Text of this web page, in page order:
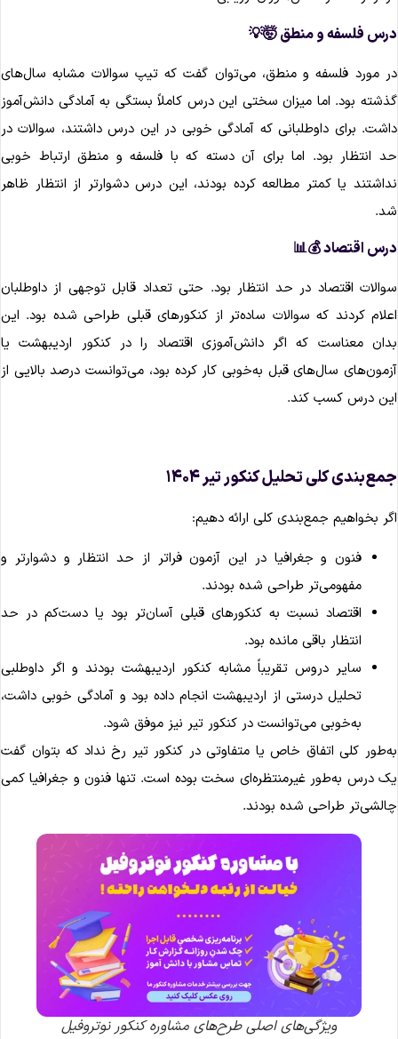
فلسفه و منطق 🤯💡
مورد فلسفه و منطق، می‌توان گفت که تیپ سوالات مشابه سال‌های
بود. اما میزان سختی این درس کاملاً بستگی به آمادگی دانش‌آموز
برای داوطلبانی که آمادگی خوبی در این درس داشتند، سوالات در
انتظار بود. اما برای آن دسته که با فلسفه و منطق ارتباط خوبی
یا کمتر مطالعه کرده بودند، این درس دشوارتر از انتظار ظاهر
اقتصاد 💰📊
اقتصاد در حد انتظار بود. حتی تعداد قابل توجهی از داوطلبان
کردند که سوالات ساده‌تر از کنکورهای قبلی طراحی شده بود. این
معناست که اگر دانش‌آموزی اقتصاد را در کنکور اردیبهشت یا
سال‌های قبل به‌خوبی کار کرده بود، می‌توانست درصد بالایی از
درس کسب کند.
کلی تحلیل کنکور تیر ۱۴۰۴
بخواهیم جمع‌بندی کلی ارائه دهیم:
فنون و جغرافیا در این آزمون فراتر از حد انتظار و دشوارتر و
مفهومی‌تر طراحی شده بودند.
اقتصاد نسبت به کنکورهای قبلی آسان‌تر بود یا دست‌کم در حد
انتظار باقی مانده بود.
سایر دروس تقریباً مشابه کنکور اردیبهشت بودند و اگر داوطلبی
تحلیل درستی از اردیبهشت انجام داده بود و آمادگی خوبی داشت،
به‌خوبی می‌توانست در کنکور تیر نیز موفق شود.
کلی اتفاق خاص یا متفاوتی در کنکور تیر رخ نداد که بتوان گفت
درس به‌طور غیرمنتظره‌ای سخت بوده است. تنها فنون و جغرافیا کمی
طراحی شده بودند.
ویژگی‌های اصلی طرح‌های مشاوره کنکور نوتروفیل